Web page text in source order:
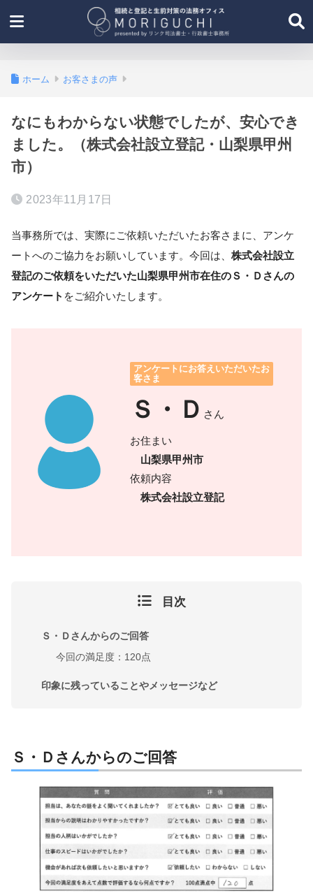
ホーム お客さまの声
なにもわからない状態でしたが、安心でき
ました。（株式会社設立登記・山梨県甲州
市）
2023年11月17日
当事務所では、実際にご依頼いただいたお客さまに、アンケ
ートへのご協力をお願いしています。今回は、 株式会社設立
登記のご依頼をいただいた山梨県甲州市在住のＳ・Ｄさんの
アンケート をご紹介いたします。
アンケートにお答えいただいたお
客さま
Ｓ・Ｄ さん
お住まい
山梨県甲州市
依頼内容
株式会社設立登記
目次
Ｓ・Ｄさんからのご回答
今回の満足度：120点
印象に残っていることやメッセージなど
Ｓ・Ｄ さんからのご回答